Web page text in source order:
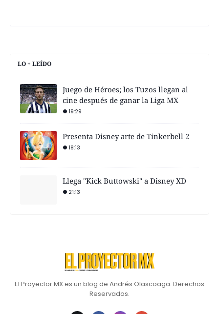
LO + LEÍDO
Juego de Héroes; los Tuzos llegan al
cine después de ganar la Liga MX
19:29
Presenta Disney arte de Tinkerbell 2
18:13
Llega "Kick Buttowski" a Disney XD
21:13
El Proyector MX es un blog de Andrés Olascoaga. Derechos
Reservados.